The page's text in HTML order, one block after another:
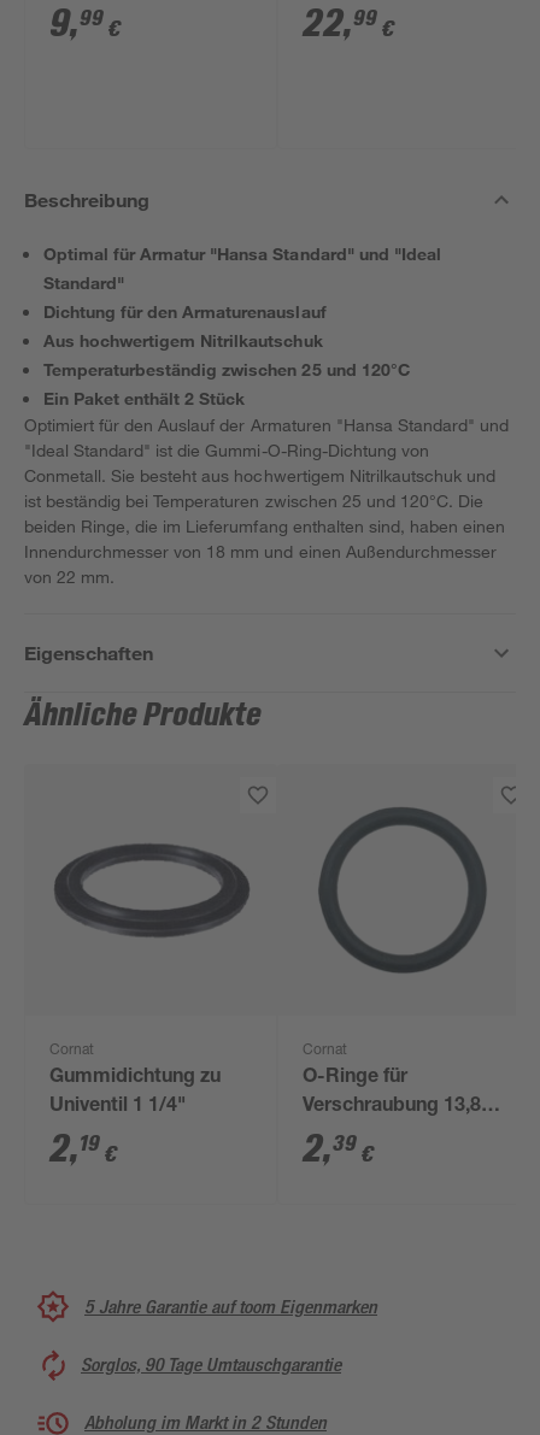
x 40/50 mm
9,99 € 22,99 €
Beschreibung
Optimal für Armatur "Hansa Standard" und "Ideal
Standard"
Dichtung für den Armaturenauslauf
Aus hochwertigem Nitrilkautschuk
Temperaturbeständig zwischen 25 und 120°C
Ein Paket enthält 2 Stück
Optimiert für den Auslauf der Armaturen "Hansa Standard" und
"Ideal Standard" ist die Gummi-O-Ring-Dichtung von
Conmetall. Sie besteht aus hochwertigem Nitrilkautschuk und
ist beständig bei Temperaturen zwischen 25 und 120°C. Die
beiden Ringe, die im Lieferumfang enthalten sind, haben einen
Innendurchmesser von 18 mm und einen Außendurchmesser
von 22 mm.
Eigenschaften
Ähnliche Produkte
Cornat
Gummidichtung zu
Univentil 1 1/4"
2,19 €
Cornat
O-Ringe für
Verschraubung 13,8 x
2 mm, 4 Stück
2,39 €
5 Jahre Garantie auf toom Eigenmarken
Sorglos, 90 Tage Umtauschgarantie
Abholung im Markt in 2 Stunden